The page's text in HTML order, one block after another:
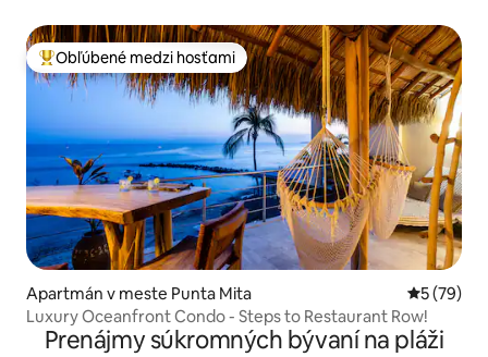
Najobľúbenejšie medzi hosťami
Obľúbené medzi hosťami
Apartmán v meste Punta Mita
5 (79)
Luxury Oceanfront Condo - Steps to Restaurant Row!
Prenájmy súkromných bývaní na pláži